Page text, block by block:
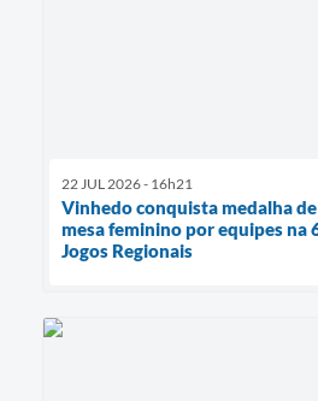
22 JUL 2026 - 16h21
Vinhedo conquista medalha
mesa feminino por equipes na
Jogos Regionais